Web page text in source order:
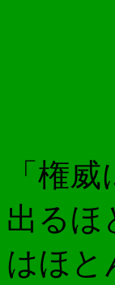
「権
出るほ
はほと